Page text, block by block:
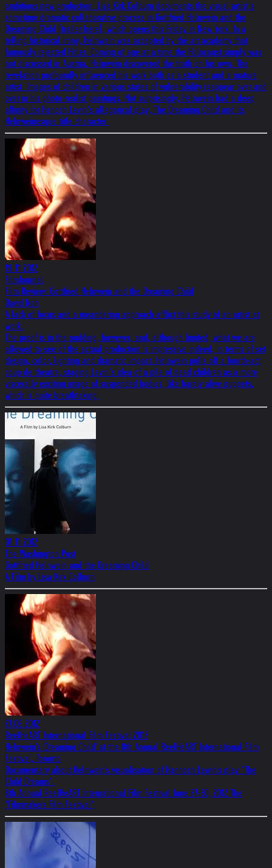
ambitious new production. Lisa Kirk Colburn documents the visual artist’s
sometime dramatic collaborative process in Gottfried Helnwein and the
Dreaming Child (trailer here), which opens this Friday in New York. In a
telling historical irony, Helnwein was accepted by the art academy that
famously rejected Hitler. Coming of age at a time the Holocaust simply was
not discussed in Austria, Helnwein discovered the truth on his own. The
revelation profoundly influenced his work both as a student and a mature
artist. Images of children in various states of vulnerability reappear over and
over in his photo-realist paintings. Not surprisingly, Helnwein had a deep
affinity for Hanoch Levin’s allegorical play, The Dreaming Child and its
Helnweinesque title character.
19.11.2012
FilmJournal
Film Review: Gottfried Helnwein and the Dreaming Child
David Noh
A lack of focus and a meandering approach afflict this study of an artist at
work.
The proof is in the pudding, however, and, although limited, what we are
allowed to see of the actual production is impressive indeed, in terms of set
design, color, lighting and dramatic impact. Helnwein pulls off a fourth-act
coup de theatre, staging Levin’s idea of a pile of dead children as a more
viscerally exciting image of suspended bodies, like barely alive puppets,
which is quite breathtaking.
01.11.2012
The Washington Post
Gottfried Helnwein and the Dreaming Child
A Film by Lisa Kirk Colburn
27.06.2012
ReelHeART International Film Festival 2012
Helnwein's 'Dreaming Child' at the 8th Annual ReelHeART International Film
Festival, Toronto
Documentary about Helnwein's visualisation of Hannoch Lewin's play "The
Child Dreams".
8th Annual ReelHeART International Film Festival June 27-30, 2012 The
"Filmmakers Film Festival"